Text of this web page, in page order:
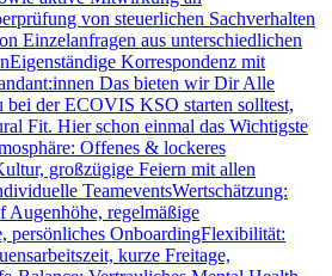
von steuerlichen Sachverhalten
Einzelanfragen aus unterschiedlichen
Korrespondenz mit
Das bieten wir Dir Alle
der ECOVIS KSO starten solltest,
Fit. Hier schon einmal das Wichtigste
Offenes & lockeres
großzügige Feiern mit allen
TeameventsWertschätzung:
Augenhöhe, regelmäßige
persönliches OnboardingFlexibilität:
kurze Freitage,